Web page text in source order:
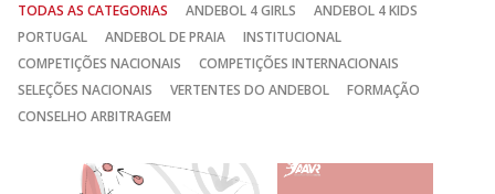
TODAS AS CATEGORIAS ANDEBOL 4 GIRLS
ANDEBOL 4 KIDS
PORTUGAL
ANDEBOL DE PRAIA
INSTITUCIONAL
COMPETIÇÕES NACIONAIS
COMPETIÇÕES INTERNACIONAIS
SELEÇÕES NACIONAIS
VERTENTES DO ANDEBOL
FORMAÇÃO
CONSELHO ARBITRAGEM
Anterior